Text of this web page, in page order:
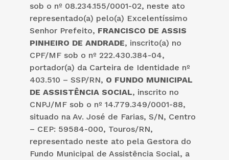
sob o nº 08.234.155/0001-02, neste ato
representado(a) pelo(a) Excelentíssimo
Senhor Prefeito, FRANCISCO DE ASSIS
PINHEIRO DE ANDRADE, inscrito(a) no
CPF/MF sob o nº 222.430.384-04,
portador(a) da Carteira de Identidade nº
403.510 – SSP/RN, O FUNDO MUNICIPAL
DE ASSISTÊNCIA SOCIAL, inscrito no
CNPJ/MF sob o nº 14.779.349/0001-88,
situado na Av. José de Farias, S/N, Centro
– CEP: 59584-000, Touros/RN,
representado neste ato pela Gestora do
Fundo Municipal de Assistência Social, a